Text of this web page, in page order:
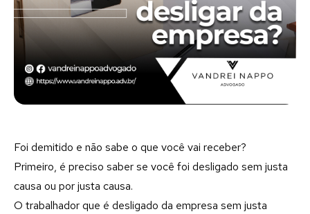
Foi demitido e não sabe o que você vai receber?
Primeiro, é preciso saber se você foi desligado sem justa
causa ou por justa causa.
O trabalhador que é desligado da empresa sem justa